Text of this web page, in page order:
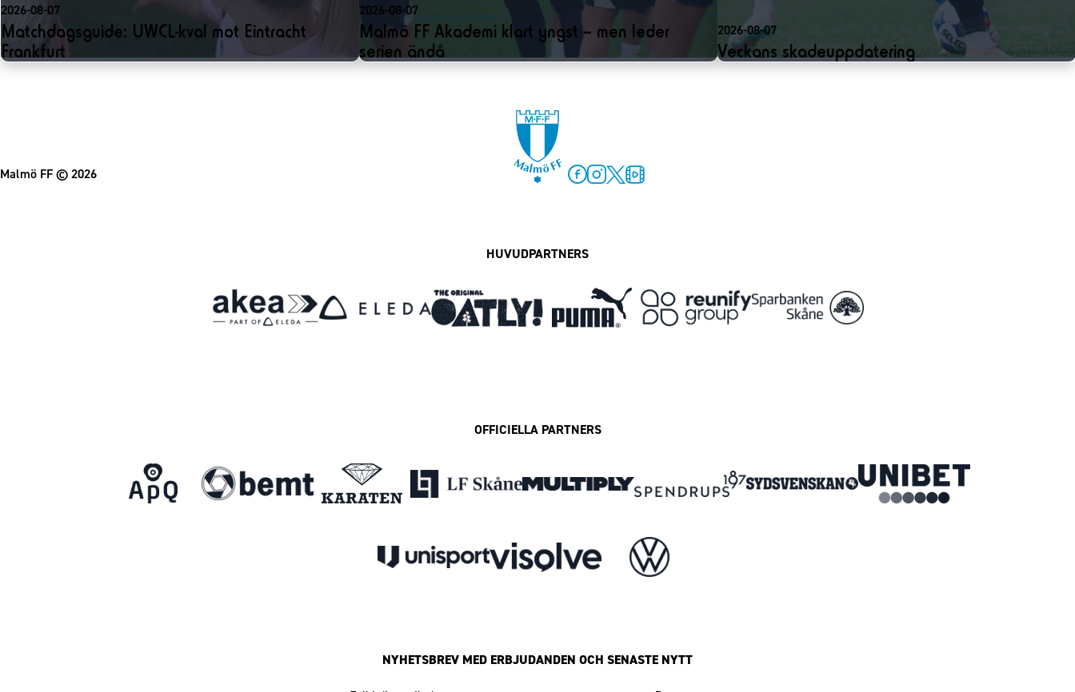
2026-08-07
Matchdagsguide: UWCL-kval mot Eintracht
Frankfurt
2026-08-07
Malmö FF Akademi klart yngst – men leder
serien ändå
2026-08-07
Veckans skadeuppdatering
Malmö FF© 2026
HUVUDPARTNERS
OFFICIELLA PARTNERS
NYHETSBREV MED ERBJUDANDEN OCH SENASTE NYTT